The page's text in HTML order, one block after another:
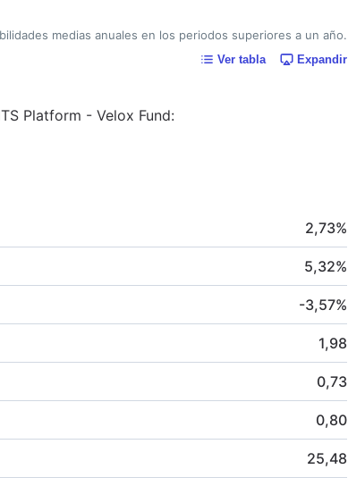
medias anuales en los periodos superiores a un año.
Ver tabla Expandir
Platform - Velox Fund:
2,73%
5,32%
-3,57%
1,98
0,73
0,80
25,48